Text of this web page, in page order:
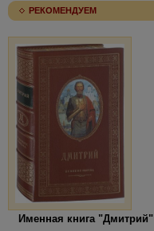
РЕКОМЕНДУЕМ
Именная книга "Дмитрий"